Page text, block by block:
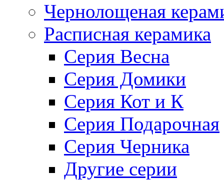
Чернолощеная
Расписная керамика
Серия Весна
Серия Домики
Серия Кот и К
Серия Подарочная
Серия Черника
Другие серии